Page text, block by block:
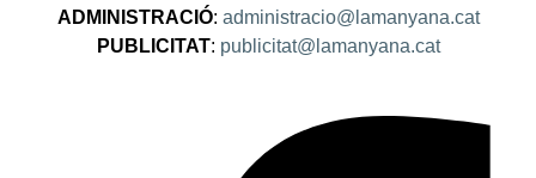
ADMINISTRACIÓ: administracio@lamanyana.cat
PUBLICITAT: publicitat@lamanyana.cat